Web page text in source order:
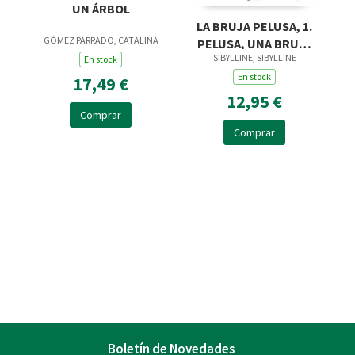
UN ÁRBOL
GÓMEZ PARRADO, CATALINA
En stock
17,49 €
Comprar
LA BRUJA PELUSA, 1.
PELUSA, UNA BRUJA
MUY MUY PEQUEÑITA
SIBYLLINE, SIBYLLINE
En stock
12,95 €
Comprar
Boletín de Novedades